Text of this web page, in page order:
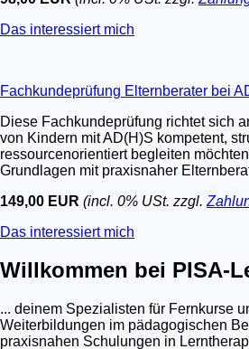
Das interessiert mich
Fachkundeprüfung Elternberater bei
Diese Fachkundeprüfung richtet sich
von Kindern mit AD(H)S kompetent,
ressourcenorientiert begleiten
Grundlagen mit praxisnaher
149,00 EUR (incl. 0% USt. zzgl.
Das interessiert mich
Willkommen bei PISA-
... deinem Spezialisten für Fernkurse
Weiterbildungen im pädagogischen
praxisnahen Schulungen in